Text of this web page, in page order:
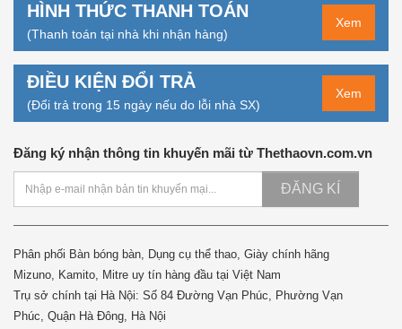
HÌNH THỨC THANH TOÁN
(Thanh toán tại nhà khi nhận hàng)
Xem
ĐIỀU KIỆN ĐỔI TRẢ
(Đổi trả trong 15 ngày nếu do lỗi nhà SX)
Xem
Đăng ký nhận thông tin khuyến mãi từ Thethaovn.com.vn
ĐĂNG KÍ
Phân phối Bàn bóng bàn, Dụng cụ thể thao, Giày chính hãng
Mizuno, Kamito, Mitre uy tín hàng đầu tại Việt Nam
Trụ sở chính tại Hà Nội: Số 84 Đường Vạn Phúc, Phường Vạn
Phúc, Quận Hà Đông, Hà Nội